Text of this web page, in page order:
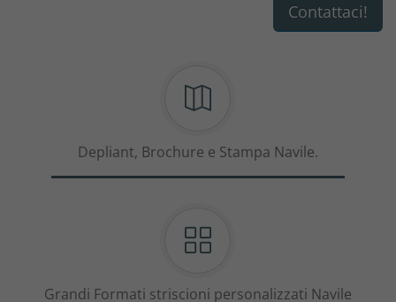
Contattaci!
Depliant, Brochure e Stampa Navile.
Grandi Formati striscioni personalizzati Navile